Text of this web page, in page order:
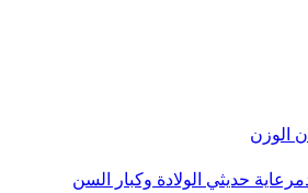
الوزن
رعاية حديثي الولادة وكبار السن